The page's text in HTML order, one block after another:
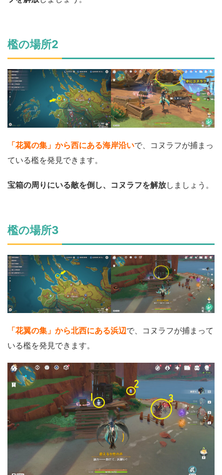
檻の場所2
「花翼の集」から西にある海岸沿いで、コヌラフが捕まっ
ている檻を発見できます。
宝箱の周りにいる敵を倒し、コヌラフを解放しましょう。
檻の場所3
「花翼の集」から北西にある浜辺で、コヌラフが捕まって
いる檻を発見できます。